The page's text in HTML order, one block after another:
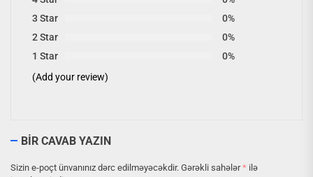
3 Star
0%
2 Star
0%
1 Star
0%
(Add your review)
BIR CAVAB YAZIN
Sizin e-poçt ünvanınız dərc edilməyəcəkdir. Gərəkli sahələr* ilə